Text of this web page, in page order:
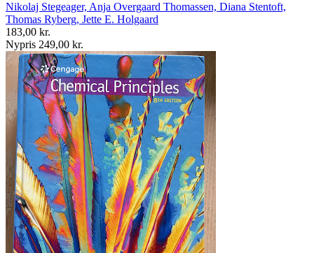
Nikolaj Stegeager, Anja Overgaard Thomassen, Diana Stentoft,
Thomas Ryberg, Jette E. Holgaard
183,00 kr.
Nypris 249,00 kr.